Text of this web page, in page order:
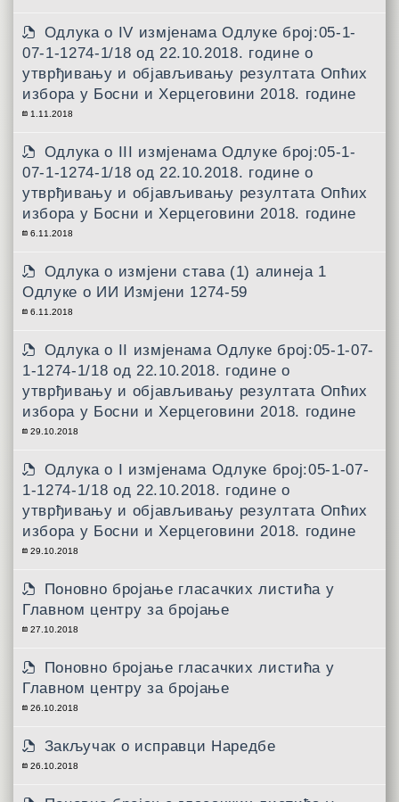
Одлука о IV измјенама Одлуке број:05-1-
07-1-1274-1/18 од 22.10.2018. године о
утврђивању и објављивању резултата Опћих
избора у Босни и Херцеговини 2018. године
1.11.2018
Одлука о III измјенама Одлуке број:05-1-
07-1-1274-1/18 од 22.10.2018. године о
утврђивању и објављивању резултата Опћих
избора у Босни и Херцеговини 2018. године
6.11.2018
Одлука о измјени става (1) алинеја 1
Одлуке о ИИ Измјени 1274-59
6.11.2018
Одлука о II измјенама Одлуке број:05-1-07-
1-1274-1/18 од 22.10.2018. године о
утврђивању и објављивању резултата Опћих
избора у Босни и Херцеговини 2018. године
29.10.2018
Одлука о I измјенама Одлуке број:05-1-07-
1-1274-1/18 од 22.10.2018. године о
утврђивању и објављивању резултата Опћих
избора у Босни и Херцеговини 2018. године
29.10.2018
Поновно бројање гласачких листића у
Главном центру за бројање
27.10.2018
Поновно бројање гласачких листића у
Главном центру за бројање
26.10.2018
Закључак о исправци Наредбе
26.10.2018